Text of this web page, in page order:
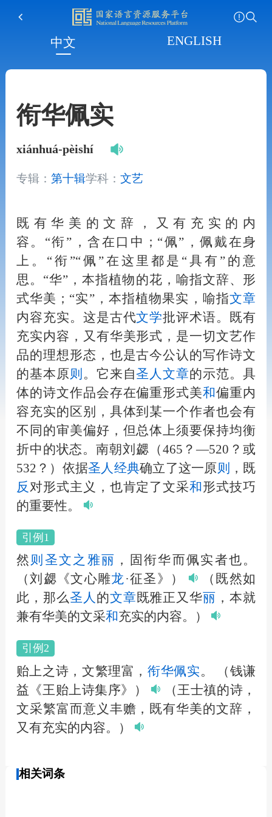
中文 ENGLISH
衔华佩实
xiánhuá-pèishí
专辑： 第十辑学科： 文艺
既有华美的文辞，又有充实的内
容。“衔”，含在口中；“佩”，佩戴在身
上。“衔”“佩”在这里都是“具有”的意
思。“华”，本指植物的花，喻指文辞、形
式华美；“实”，本指植物果实，喻指文章
内容充实。这是古代文学批评术语。既有
充实内容，又有华美形式，是一切文艺作
品的理想形态，也是古今公认的写作诗文
的基本原 则 。它来自圣 人文章的示范。具
体的诗文作品会存在偏重形式美和偏重内
容充实的区别，具体到某一个作者也会有
不同的审美偏好，但总体上须要保持均衡
折中的状态。南朝刘勰（465？—520？或
532？）依据圣 人 经典确立了这一原 则
，既
反 对形式主义，也肯定了文采和 形式技巧
的重要性。
引例1
然 则 圣文之雅丽 ，固衔华而佩实者也。
（刘勰《文心雕龙 ·征圣》）
（既然如
此，那么圣 人 的文章既雅正又华丽 ，本就
兼有华美的文采和充实的内容。）
引例2
贻上之诗，文繁理富，衔华佩实。
（钱谦
益《王贻上诗集序》）
（王士禛的诗，
文采繁富而意义丰赡，既有华美的文辞，
又有充实的内容。）
相关词条